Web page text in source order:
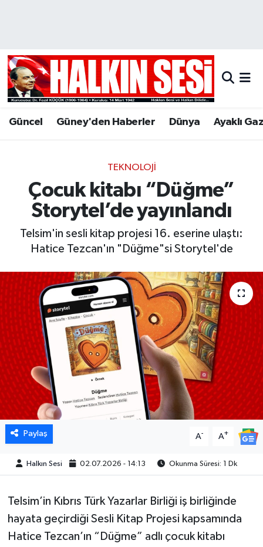
Güncel Güney'den Haberler Dünya Ayaklı
TEKNOLOJI
Çocuk kitabı “Düğme”
Storytel’de yayınlandı
Telsim'in sesli kitap projesi 16. eserine ulaştı:
Hatice Tezcan'ın "Düğme"si Storytel'de
Paylaş A- A+
Halkın Sesi 02.07.2026 - 14:13 Okunma Süresi: 1 Dk
Telsim’in Kıbrıs Türk Yazarlar Birliği iş birliğinde
hayata geçirdiği Sesli Kitap Projesi kapsamında
Hatice Tezcan’ın “Düğme” adlı çocuk kitabı
Hava Durumu
Trafik Durumu
Son Dakika Haberleri
Haber Arşivi